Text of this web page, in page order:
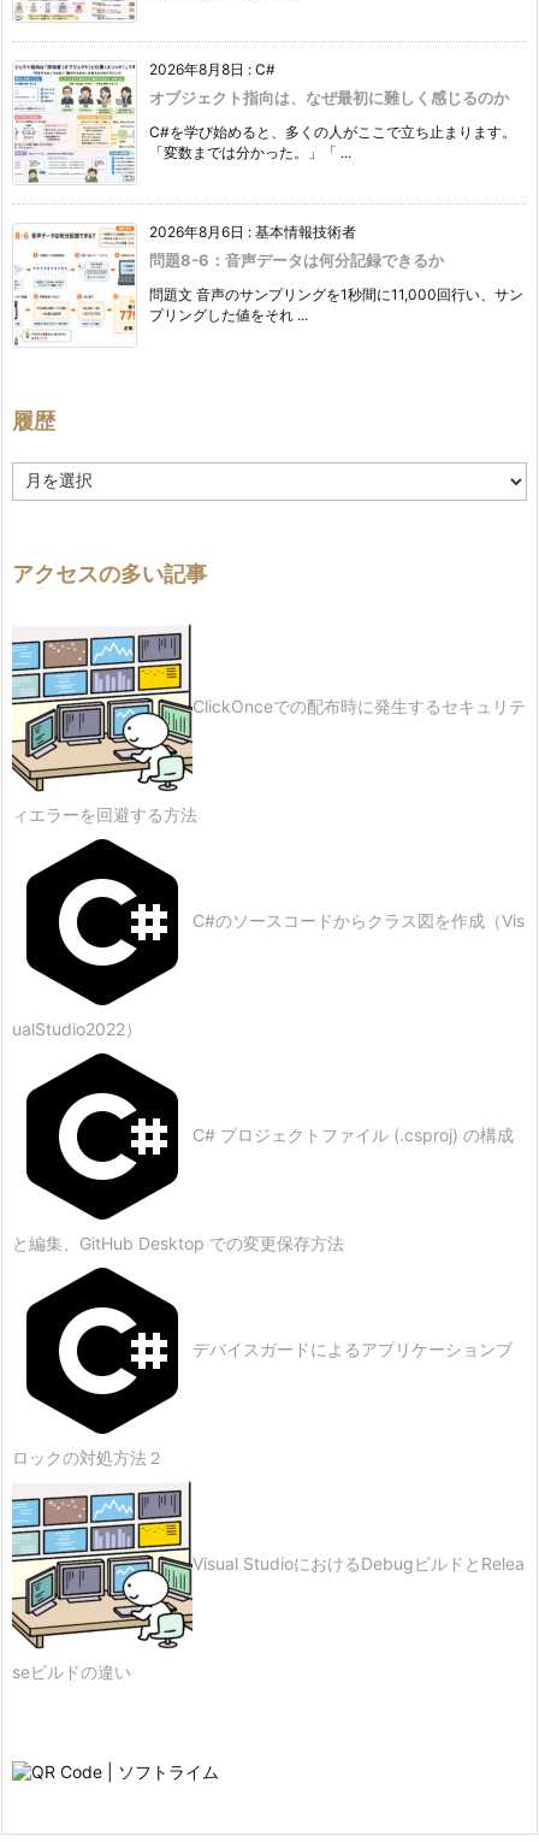
2026年8月8日 : C#
オブジェクト指向は、なぜ最初に難しく感じるのか
C#を学び始めると、多くの人がここで立ち止まります。
「変数までは分かった。」「 ...
2026年8月6日 : 基本情報技術者
問題8-6：音声データは何分記録できるか
問題文 音声のサンプリングを1秒間に11,000回行い、サン
プリングした値をそれ ...
履歴
歴
アクセスの多い記事
ClickOnceでの配布時に発生するセキュリテ
ィエラーを回避する方法
C#のソースコードからクラス図を作成（Vis
ualStudio2022）
C# プロジェクトファイル (.csproj) の構成
と編集、GitHub Desktop での変更保存方法
デバイスガードによるアプリケーションブ
ロックの対処方法２
Visual StudioにおけるDebugビルドとRelea
seビルドの違い